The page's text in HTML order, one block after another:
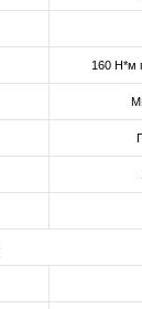
160 Н*м